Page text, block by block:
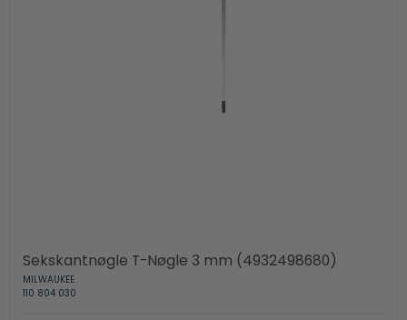
Sekskantnøgle T-Nøgle 3 mm (4932498680)
MILWAUKEE
110 804 030